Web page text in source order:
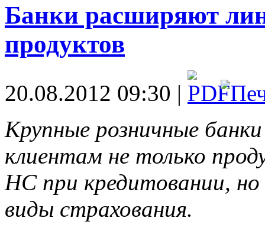
Банки расширяют
продуктов
20.08.2012 09:30 |
Крупные розничные
клиентам не только
НС при кредитовании,
виды страхования.